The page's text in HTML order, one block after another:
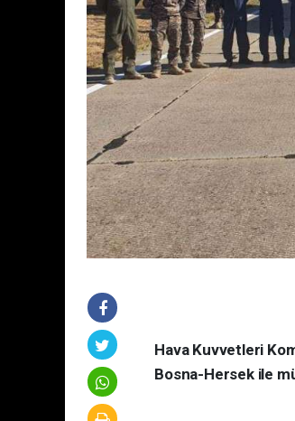
Hava Kuvvetleri
Bosna-Hersek ile